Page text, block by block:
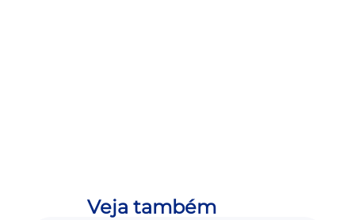
Veja também